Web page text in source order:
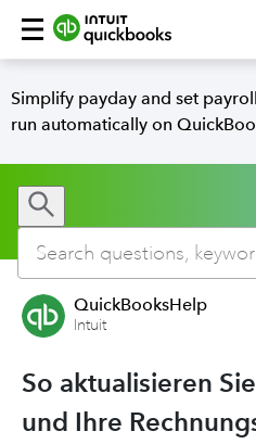
Simplify payday and set
run automatically on
QuickBooksHelp
Intuit
So aktualisieren
und Ihre